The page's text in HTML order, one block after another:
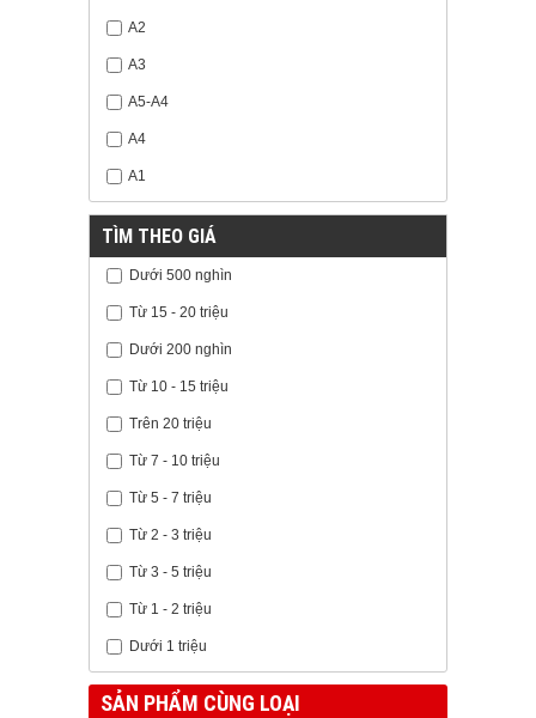
A2
A3
A5-A4
A4
A1
TÌM THEO GIÁ
Dưới 500 nghìn
Từ 15 - 20 triệu
Dưới 200 nghìn
Từ 10 - 15 triệu
Trên 20 triệu
Từ 7 - 10 triệu
Từ 5 - 7 triệu
Từ 2 - 3 triệu
Từ 3 - 5 triệu
Từ 1 - 2 triệu
Dưới 1 triệu
SẢN PHẨM CÙNG LOẠI